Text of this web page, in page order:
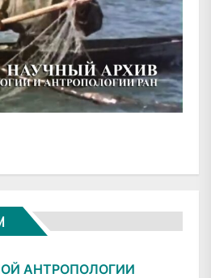
АНТРОПОЛОГИИ